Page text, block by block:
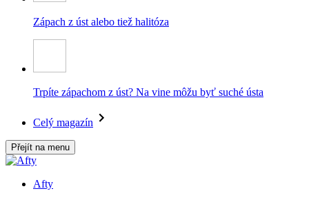
Zápach z úst alebo tiež halitóza
Trpíte zápachom z úst? Na vine môžu byť suché ústa
Celý magazín
Přejít na menu
Afty